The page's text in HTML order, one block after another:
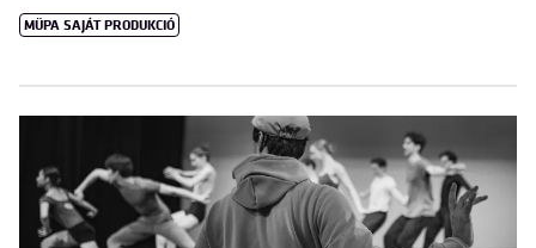
MÜPA SAJÁT PRODUKCIÓ